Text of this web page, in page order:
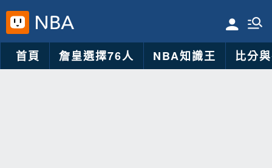
首頁 詹皇選擇76人 NBA知識王 比分